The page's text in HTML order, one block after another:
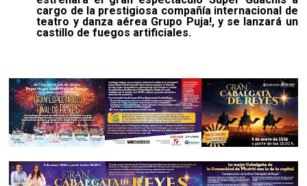
cargo de la prestigiosa compañía internacional de
teatro y danza aérea Grupo Puja!, y se lanzará un
castillo de fuegos artificiales.